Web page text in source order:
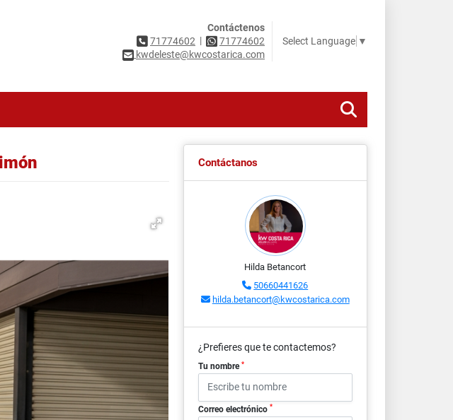
Contáctenos
71774602 |
71774602
kwdeleste@kwcostarica.com
Select Language ▼
Contáctanos
Hilda Betancort
50660441626
hilda.betancort@kwcostarica.com
¿Prefieres que te contactemos?
Tu nombre *
Correo electrónico *